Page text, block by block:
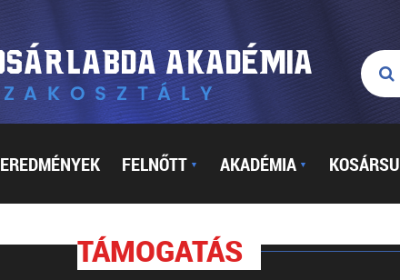
EREDMÉNYEK FELNŐTT ▼ AKADÉMIA ▼
TÁMOGATÁS